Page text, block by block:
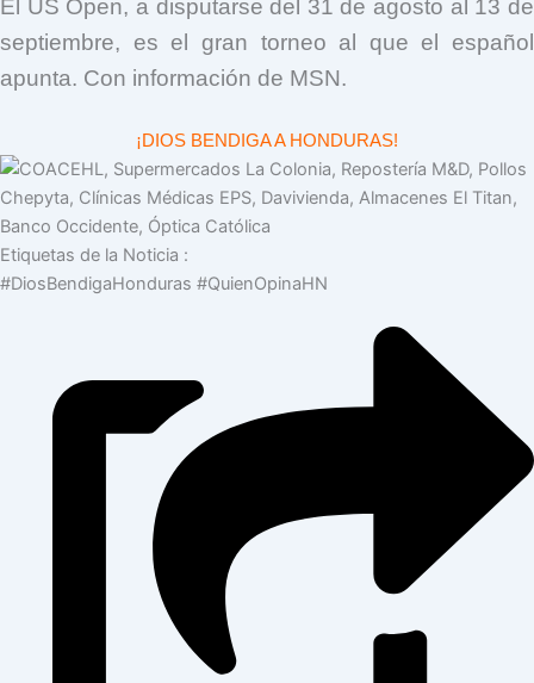
El US Open, a disputarse del 31 de agosto al 13 de
septiembre, es el gran torneo al que el español
apunta. Con información de MSN.
¡DIOS BENDIGA A HONDURAS!
Etiquetas de la Noticia :
#DiosBendigaHonduras #QuienOpinaHN